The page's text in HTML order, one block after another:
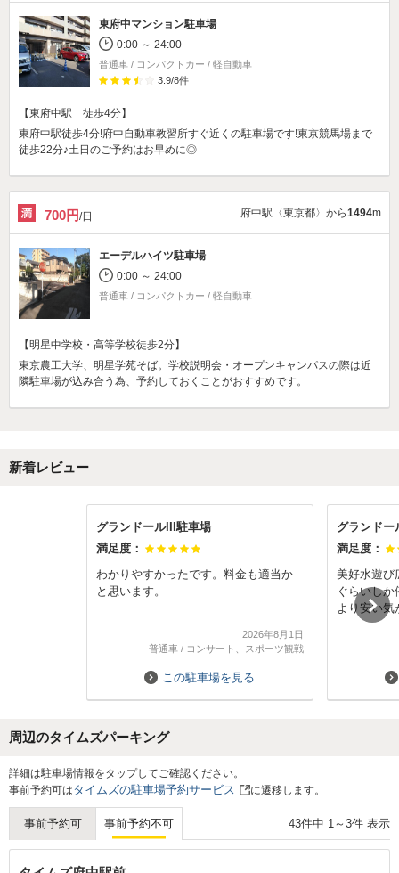
東府中マンション駐車場
0:00 ～ 24:00
普通車 / コンパクトカー / 軽自動車
3.9/8件
【東府中駅 徒歩4分】
東府中駅徒歩4分!府中自動車教習所すぐ近くの駐車場です!東京競馬場まで
徒歩22分♪土日のご予約はお早めに◎
700円/日 府中駅〈東京都〉から1494m
エーデルハイツ駐車場
0:00 ～ 24:00
普通車 / コンパクトカー / 軽自動車
【明星中学校・高等学校徒歩2分】
東京農工大学、明星学苑そば。学校説明会・オープンキャンパスの際は近
隣駐車場が込み合う為、予約しておくことがおすすめです。
新着レビュー
グランドールIII駐車場
満足度：
わかりやすかったです。料金も適当か
と思います。
2026年8月1日
普通車/ コンサート、スポーツ観戦
この駐車場を見る
グランドー
満足度：
美好水遊び
ぐらいし
より安い気
車室番号
周辺のタイムズパーキング
詳細は駐車場情報をタップしてご確認ください。
事前予約可はタイムズの駐車場予約サービス に遷移します。
事前予約可 事前予約不可 43件中 1 ～ 3件 表示